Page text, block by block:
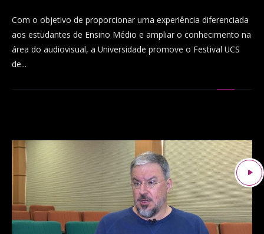
Com o objetivo de proporcionar uma experiência diferenciada
aos estudantes de Ensino Médio e ampliar o conhecimento na
área do audiovisual, a Universidade promove o Festival UCS
de...